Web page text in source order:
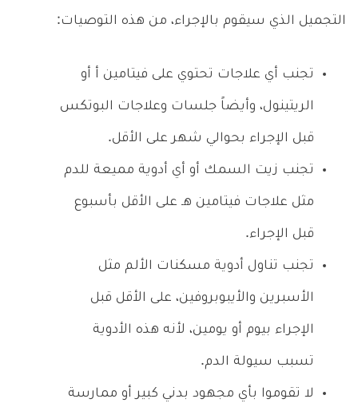
التجميل الذي سيقوم بالإجراء، من هذه التوصيات:
تجنب أي علاجات تحتوي على فيتامين أ أو
الريتينول، وأيضاً جلسات وعلاجات البوتكس
قبل الإجراء بحوالي شهر على الأقل.
تجنب زيت السمك أو أي أدوية مميعة للدم
مثل علاجات فيتامين هـ على الأقل بأسبوع
قبل الإجراء.
تجنب تناول أدوية مسكنات الألم مثل
الأسبرين والأيبوبروفين، على الأقل قبل
الإجراء بيوم أو يومين، لأنه هذه الأدوية
تسبب سيولة الدم.
لا تقوموا بأي مجهود بدني كبير أو ممارسة